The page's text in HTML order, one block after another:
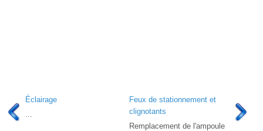
Éclairage
Feux de stationnement et
clignotants
Remplacement de l'ampoule